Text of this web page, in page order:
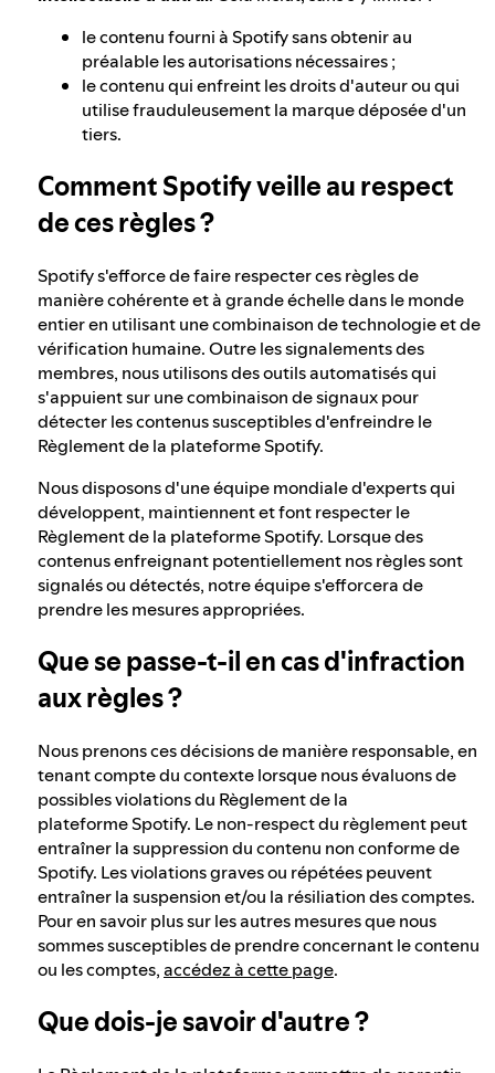
le contenu fourni à Spotify sans obtenir au
préalable les autorisations nécessaires ;
le contenu qui enfreint les droits d'auteur ou qui
utilise frauduleusement la marque déposée d'un
tiers.
Comment Spotify veille au respect
de ces règles ?
Spotify s'efforce de faire respecter ces règles de
manière cohérente et à grande échelle dans le monde
entier en utilisant une combinaison de technologie et de
vérification humaine. Outre les signalements des
membres, nous utilisons des outils automatisés qui
s'appuient sur une combinaison de signaux pour
détecter les contenus susceptibles d'enfreindre le
Règlement de la plateforme Spotify.
Nous disposons d'une équipe mondiale d'experts qui
développent, maintiennent et font respecter le
Règlement de la plateforme Spotify. Lorsque des
contenus enfreignant potentiellement nos règles sont
signalés ou détectés, notre équipe s'efforcera de
prendre les mesures appropriées.
Que se passe-t-il en cas d'infraction
aux règles ?
Nous prenons ces décisions de manière responsable, en
tenant compte du contexte lorsque nous évaluons de
possibles violations du Règlement de la
plateforme Spotify. Le non-respect du règlement peut
entraîner la suppression du contenu non conforme de
Spotify. Les violations graves ou répétées peuvent
entraîner la suspension et/ou la résiliation des comptes.
Pour en savoir plus sur les autres mesures que nous
sommes susceptibles de prendre concernant le contenu
ou les comptes,accédez à cette page.
Que dois-je savoir d'autre ?